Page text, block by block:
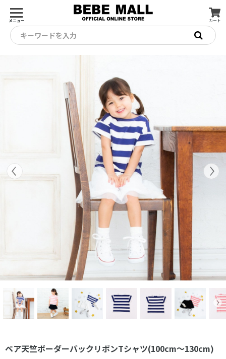
メニュー カート
キーワードを入力
ベア天竺ボーダーバックリボンTシャツ(100cm～130cm)